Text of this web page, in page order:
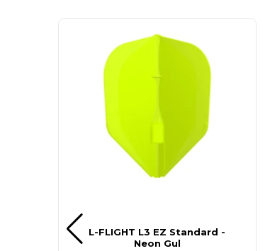
L-FLIGHT L3 EZ Standard -
Neon Gul